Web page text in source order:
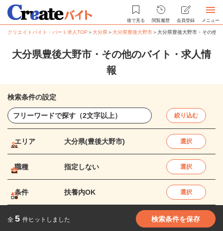
後で見る 閲覧履歴 会員登録 メニュー
クリエイトバイト・パート求人TOP ＞大分県＞大分県豊後大野市＞大分県豊後大野市・その他
大分県豊後大野市・その他のバイト・求人情
報
検索条件の設定
絞り込む
エリア 大分県(豊後大野市) 選択
職種 指定しない 選択
条件 扶養内OK 選択
全 5 件ヒットしました 検索条件を保存